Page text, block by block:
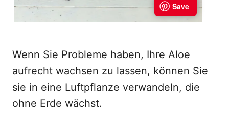
Wenn Sie Probleme haben, Ihre Aloe
aufrecht wachsen zu lassen, können Sie
sie in eine Luftpflanze verwandeln, die
ohne Erde wächst.